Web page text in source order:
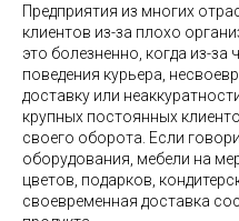
Предприятия из многих
клиентов из-за плохо
это болезненно, когда из-
поведения курьера,
доставку или
крупных постоянных
своего оборота. Если
оборудования, мебели на
цветов, подарков,
своевременная доставка